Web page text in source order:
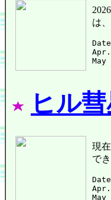
は
ヒル
現
で